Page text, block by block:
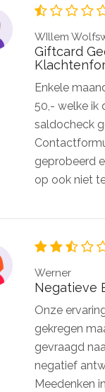
WIllem
Giftcard
Enkele
50,- welke ik
saldocheck
geprobeerd
op ook niet
Werner
Negatieve
Onze
gekregen
gevraagd
negatief
Meedenken